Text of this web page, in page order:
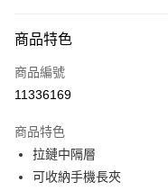
信用卡一次付款
超商取貨付款
Apple Pay
街口支付
商品特色
商品編號
11336169
商品特色
拉鏈中隔層
可收納手機長夾